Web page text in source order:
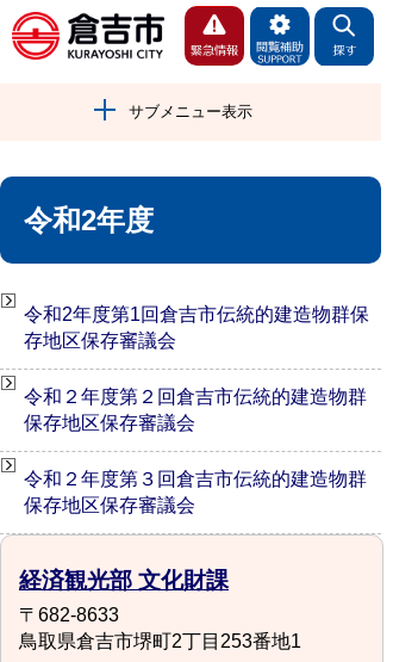
サブメニュー表示
令和2年度
令和2年度第1回倉吉市伝統的建造物群保
存地区保存審議会
令和２年度第２回倉吉市伝統的建造物群
保存地区保存審議会
令和２年度第３回倉吉市伝統的建造物群
保存地区保存審議会
経済観光部 文化財課
〒682-8633
鳥取県倉吉市堺町2丁目253番地1